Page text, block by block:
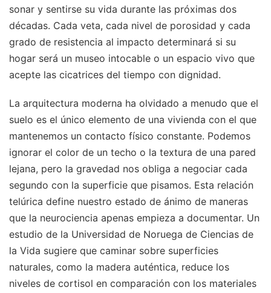
sonar y sentirse su vida durante las próximas dos
décadas. Cada veta, cada nivel de porosidad y cada
grado de resistencia al impacto determinará si su
hogar será un museo intocable o un espacio vivo que
acepte las cicatrices del tiempo con dignidad.
La arquitectura moderna ha olvidado a menudo que el
suelo es el único elemento de una vivienda con el que
mantenemos un contacto físico constante. Podemos
ignorar el color de un techo o la textura de una pared
lejana, pero la gravedad nos obliga a negociar cada
segundo con la superficie que pisamos. Esta relación
telúrica define nuestro estado de ánimo de maneras
que la neurociencia apenas empieza a documentar. Un
estudio de la Universidad de Noruega de Ciencias de
la Vida sugiere que caminar sobre superficies
naturales, como la madera auténtica, reduce los
niveles de cortisol en comparación con los materiales